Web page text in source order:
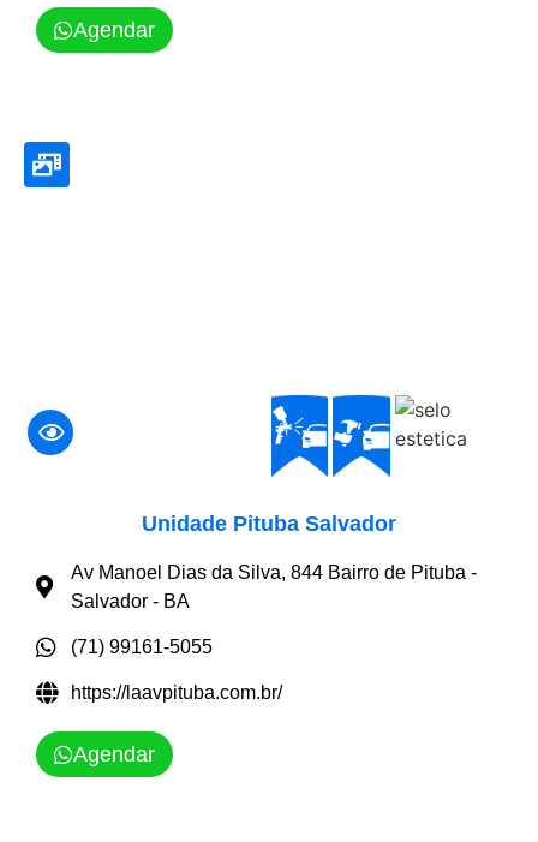
Agendar
Unidade Pituba Salvador
Av Manoel Dias da Silva, 844 Bairro de Pituba -
Salvador - BA
(71) 99161-5055
https://laavpituba.com.br/
Agendar